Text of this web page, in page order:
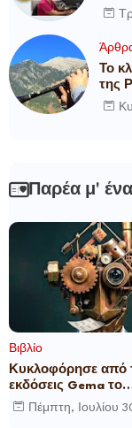
Το
της
Παρέα μ'
Βιβλίο
Κυκλοφόρησε από
εκδόσεις Gema το
μυθιστόρημα του
δημοσιογράφου
Πέμπτη, Ιουλίου